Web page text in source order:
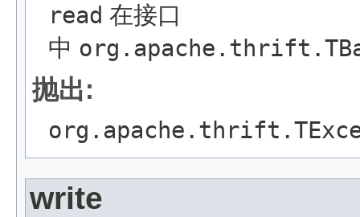
read 在接口
中
抛出:
write